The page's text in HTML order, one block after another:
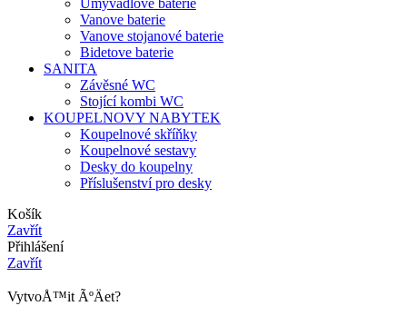
Umyvadlove baterie
Vanove baterie
Vanove stojanové baterie
Bidetove baterie
SANITA
Závěsné WC
Stojící kombi WC
KOUPELNOVY NABYTEK
Koupelnové skříňky
Koupelnové sestavy
Desky do koupelny
Příslušenství pro desky
Košík
Zavřít
Přihlášení
Zavřít
VytvoÅ™it ÃºÄet?